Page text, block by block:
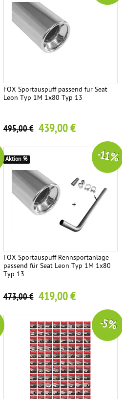
FOX Sportauspuff passend für Seat
Leon Typ 1M 1x80 Typ 13
495,00 € 439,00 €
FOX Sportauspuff Rennsportanlage
passend für Seat Leon Typ 1M 1x80
Typ 13
473,00 € 419,00 €
-11 %
Aktion %
-5 %